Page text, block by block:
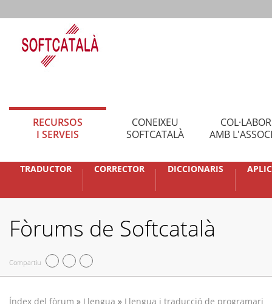
RECURSOS
I SERVEIS
CONEIXEU
SOFTCATALÀ
AMB
TRADUCTOR CORRECTOR DICCIONARIS
Fòrums de Softcatalà
Compartiu
Índex del fòrum » Llengua » Llengua i traducció de programari